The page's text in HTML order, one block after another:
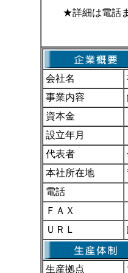
★詳細は電話
会社名
事業内容
資本金
設立年月
代表者
本社所在地
電話
ＦＡＸ
ＵＲＬ
生産拠点